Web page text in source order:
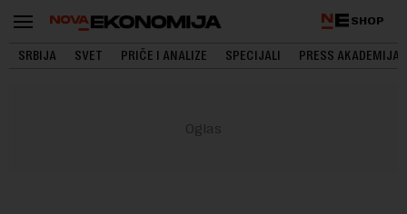
SHOP
SRBIJA SVET PRIČE I ANALIZE SPECIJALI PRESS AKADEMIJA